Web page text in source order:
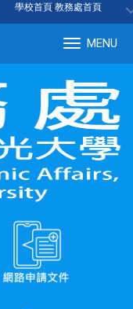
學校首頁 教務處首頁
MENU